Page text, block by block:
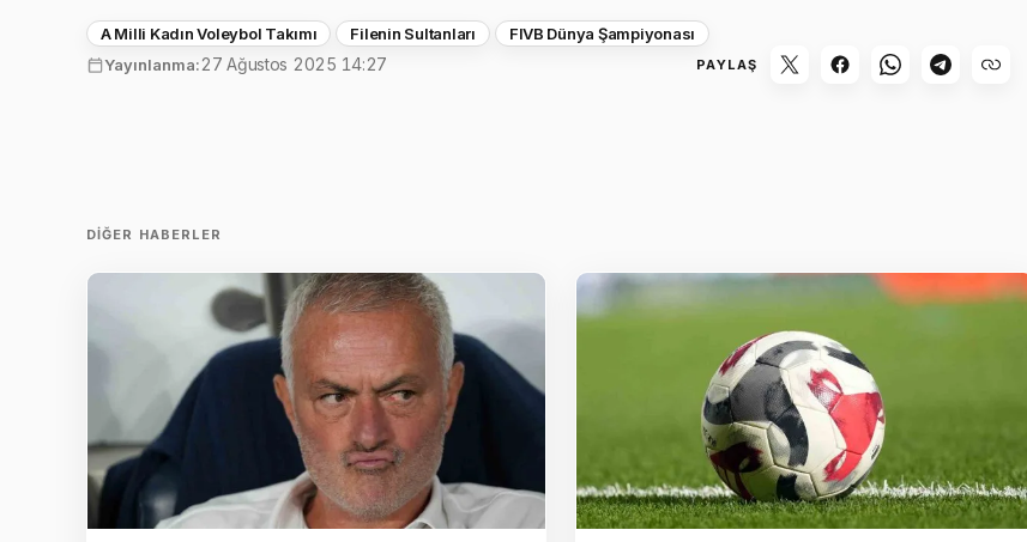
A Milli Kadın Voleybol Takımı Filenin Sultanları
FIVB Dünya Şampiyonası
Yayınlanma:27 Ağustos 2025 14:27 PAYLAŞ
DIĞER HABERLER